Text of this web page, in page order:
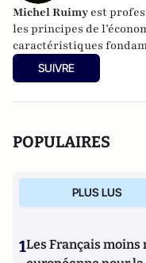
Michel Ruimy est
les principes de
caractéristiques
SUIVRE
POPULAIRES
PLUS LUS
1Les Français moins